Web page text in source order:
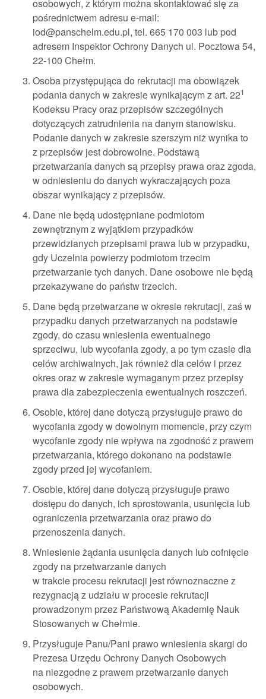
osobowych, z którym można skontaktować się za
pośrednictwem adresu e-mail:
iod@panschelm.edu.pl, tel. 665 170 003 lub pod
adresem Inspektor Ochrony Danych ul. Pocztowa 54,
22-100 Chełm.
Osoba przystępująca do rekrutacji ma obowiązek
podania danych w zakresie wynikającym z art. 221
Kodeksu Pracy oraz przepisów szczególnych
dotyczących zatrudnienia na danym stanowisku.
Podanie danych w zakresie szerszym niż wynika to
z przepisów jest dobrowolne. Podstawą
przetwarzania danych są przepisy prawa oraz zgoda,
w odniesieniu do danych wykraczających poza
obszar wynikający z przepisów.
Dane nie będą udostępniane podmiotom
zewnętrznym z wyjątkiem przypadków
przewidzianych przepisami prawa lub w przypadku,
gdy Uczelnia powierzy podmiotom trzecim
przetwarzanie tych danych. Dane osobowe nie będą
przekazywane do państw trzecich.
Dane będą przetwarzane w okresie rekrutacji, zaś w
przypadku danych przetwarzanych na podstawie
zgody, do czasu wniesienia ewentualnego
sprzeciwu, lub wycofania zgody, a po tym czasie dla
celów archiwalnych, jak również dla celów i przez
okres oraz w zakresie wymaganym przez przepisy
prawa dla zabezpieczenia ewentualnych roszczeń.
Osobie, której dane dotyczą przysługuje prawo do
wycofania zgody w dowolnym momencie, przy czym
wycofanie zgody nie wpływa na zgodność z prawem
przetwarzania, którego dokonano na podstawie
zgody przed jej wycofaniem.
Osobie, której dane dotyczą przysługuje prawo
dostępu do danych, ich sprostowania, usunięcia lub
ograniczenia przetwarzania oraz prawo do
przenoszenia danych.
Wniesienie żądania usunięcia danych lub cofnięcie
zgody na przetwarzanie danych
w trakcie procesu rekrutacji jest równoznaczne z
rezygnacją z udziału w procesie rekrutacji
prowadzonym przez Państwową Akademię Nauk
Stosowanych w Chełmie.
Przysługuje Panu/Pani prawo wniesienia skargi do
Prezesa Urzędu Ochrony Danych Osobowych
na niezgodne z prawem przetwarzanie danych
osobowych.